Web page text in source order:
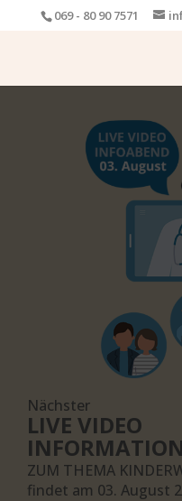
069 - 80 90 7571
Nächster
LIVE VIDEO
ZUM THEMA
findet am 03. August